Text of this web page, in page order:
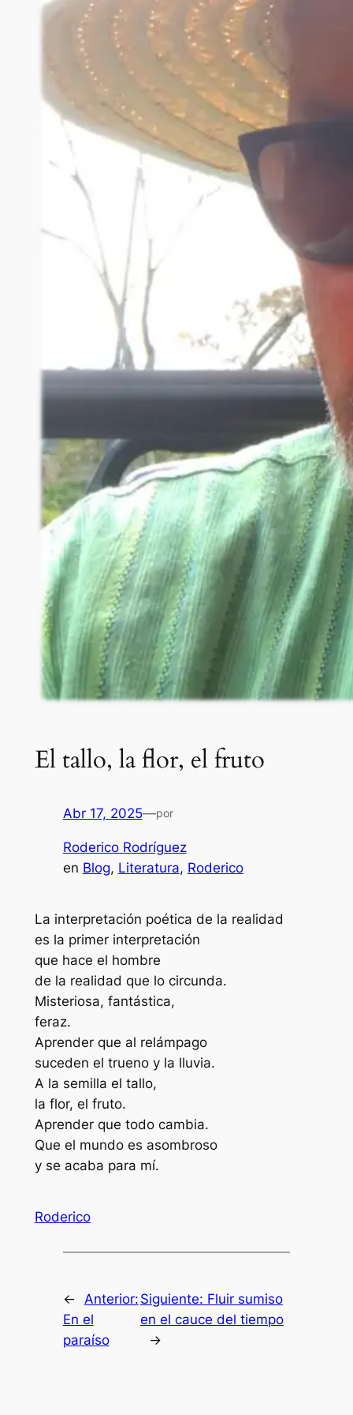
El tallo, la flor, el fruto
Abr 17, 2025—por
Roderico Rodríguez
en Blog, Literatura, Roderico
La interpretación poética de la realidad
es la primer interpretación
que hace el hombre
de la realidad que lo circunda.
Misteriosa, fantástica,
feraz.
Aprender que al relámpago
suceden el trueno y la lluvia.
A la semilla el tallo,
la flor, el fruto.
Aprender que todo cambia.
Que el mundo es asombroso
y se acaba para mí.
Roderico
← Anterior:
En el
paraíso
Siguiente: Fluir sumiso
en el cauce del tiempo
→